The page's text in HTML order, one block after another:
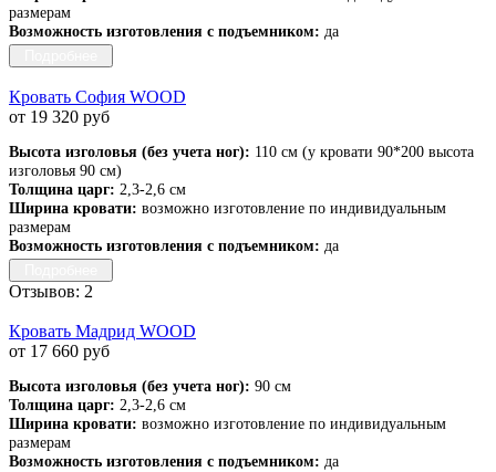
размерам
Возможность изготовления с подъемником: да
Кровать София WOOD
от 19 320 руб
Высота изголовья (без учета ног): 110 см (у кровати 90*200 высота
изголовья 90 см)
Толщина царг: 2,3-2,6 см
Ширина кровати: возможно изготовление по индивидуальным
размерам
Возможность изготовления с подъемником: да
Отзывов: 2
Кровать Мадрид WOOD
от 17 660 руб
Высота изголовья (без учета ног): 90 см
Толщина царг: 2,3-2,6 см
Ширина кровати: возможно изготовление по индивидуальным
размерам
Возможность изготовления с подъемником: да